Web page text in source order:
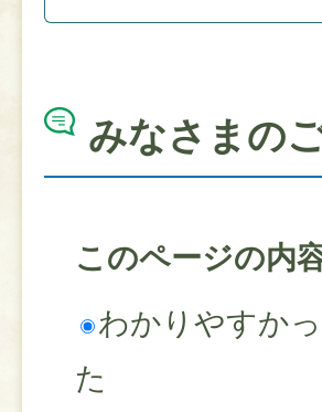
みなさまの
このページの内
わかりやすか
た